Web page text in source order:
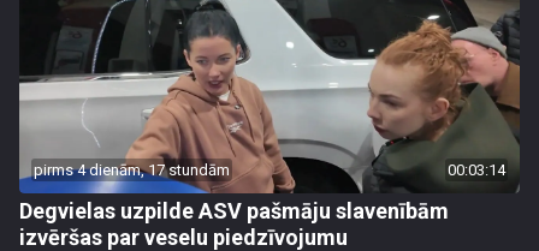
pirms 4 dienām, 17 stundām 00:03:14
Degvielas uzpilde ASV pašmāju slavenībām
izvēršas par veselu piedzīvojumu